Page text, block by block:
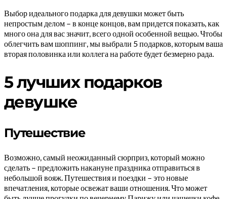
Выбор идеального подарка для девушки может быть
непростым делом – в конце концов, вам придется показать, как
много она для вас значит, всего одной особенной вещью. Чтобы
облегчить вам шоппинг, мы выбрали 5 подарков, которым ваша
вторая половинка или коллега на работе будет безмерно рада.
5 лучших подарков
девушке
Путешествие
Возможно, самый неожиданный сюрприз, который можно
сделать – предложить накануне праздника отправиться в
небольшой вояж. Путешествия и поездки – это новые
впечатления, которые освежат ваши отношения. Что может